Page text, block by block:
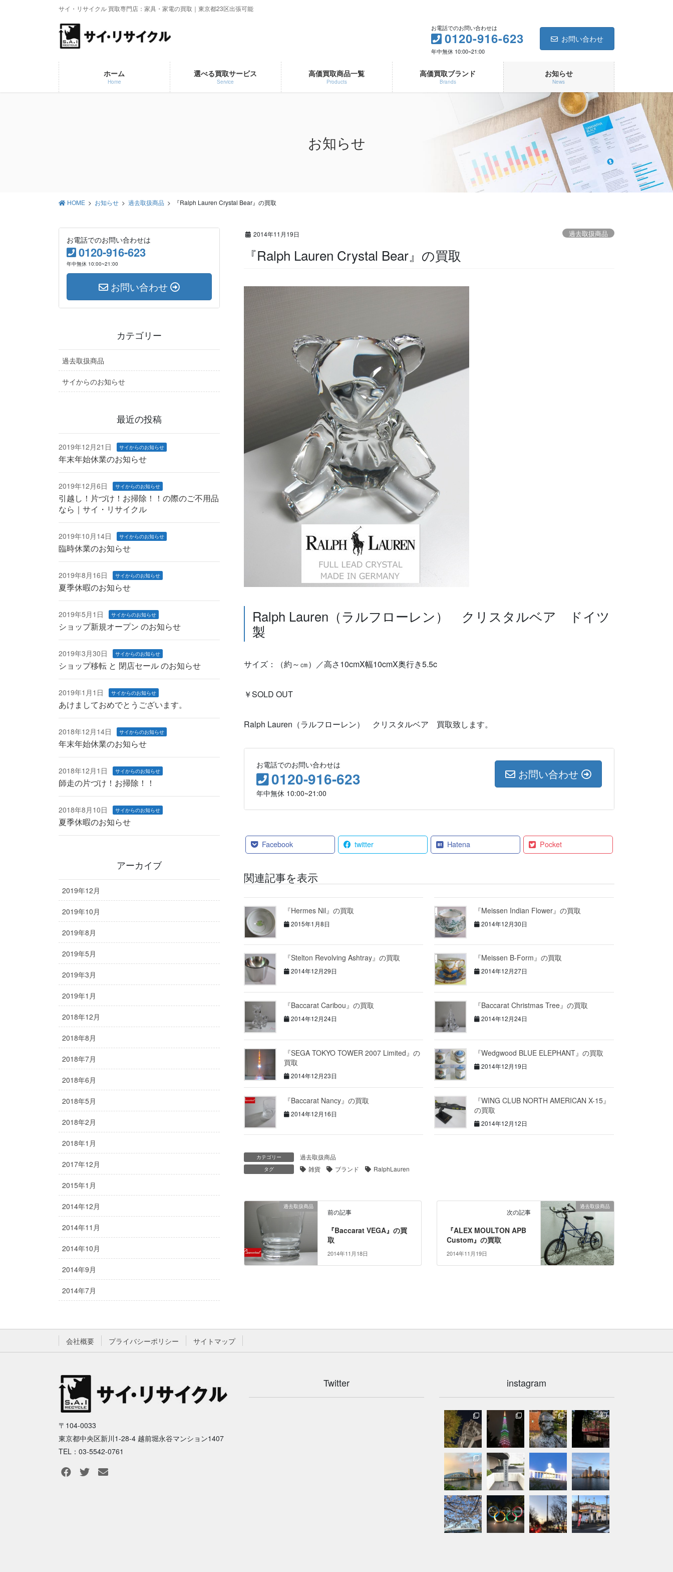
サイ・リサイクル 買取専門店：家具・家電の買取｜東京都23区出張可能
お電話でのお問い合わせは
0120-916-623
年中無休 10:00~21:00
お問い合わせ
ホーム
Home
選べる買取サービス
Service
高価買取商品一覧
Products
高価買取ブランド
Brands
お知らせ
News
お知らせ
HOME お知らせ 過去取扱商品 『Ralph Lauren Crystal Bear』の買取
2014年11月19日 過去取扱商品
『Ralph Lauren Crystal Bear』の買取
Ralph Lauren（ラルフローレン） クリスタルベア ドイツ
製
サイズ：（約～㎝）／高さ10cmX幅10cmX奥行き5.5c
￥SOLD OUT
Ralph Lauren（ラルフローレン） クリスタルベア 買取致します。
お電話でのお問い合わせは
0120-916-623
年中無休 10:00~21:00
お問い合わせ
Facebook twitter Hatena Pocket
関連記事を表示
『Hermes Nil』の買取
2015年1月8日
『Meissen Indian Flower』の買取
2014年12月30日
『Stelton Revolving Ashtray』の買取
2014年12月29日
『Meissen B-Form』の買取
2014年12月27日
『Baccarat Caribou』の買取
2014年12月24日
『Baccarat Christmas Tree』の買取
2014年12月24日
『SEGA TOKYO TOWER 2007 Limited』の
買取
2014年12月23日
『Wedgwood BLUE ELEPHANT』の買取
2014年12月19日
『Baccarat Nancy』の買取
2014年12月16日
『WING CLUB NORTH AMERICAN X-15』
の買取
2014年12月12日
カテゴリー 過去取扱商品
タグ 雑貨 ブランド RalphLauren
過去取扱商品
前の記事
『Baccarat VEGA』の買
取
2014年11月18日
過去取扱商品
次の記事
『ALEX MOULTON APB
Custom』の買取
2014年11月19日
お電話でのお問い合わせは
0120-916-623
年中無休 10:00~21:00
お問い合わせ
カテゴリー
過去取扱商品
サイからのお知らせ
最近の投稿
2019年12月21日 サイからのお知らせ
年末年始休業のお知らせ
2019年12月6日 サイからのお知らせ
引越し！片づけ！お掃除！！の際のご不用品
なら｜サイ・リサイクル
2019年10月14日 サイからのお知らせ
臨時休業のお知らせ
2019年8月16日 サイからのお知らせ
夏季休暇のお知らせ
2019年5月1日 サイからのお知らせ
ショップ新規オープン のお知らせ
2019年3月30日 サイからのお知らせ
ショップ移転 と 閉店セール のお知らせ
2019年1月1日 サイからのお知らせ
あけましておめでとうございます。
2018年12月14日 サイからのお知らせ
年末年始休業のお知らせ
2018年12月1日 サイからのお知らせ
師走の片づけ！お掃除！！
2018年8月10日 サイからのお知らせ
夏季休暇のお知らせ
アーカイブ
2019年12月
2019年10月
2019年8月
2019年5月
2019年3月
2019年1月
2018年12月
2018年8月
2018年7月
2018年6月
2018年5月
2018年2月
2018年1月
2017年12月
2015年1月
2014年12月
2014年11月
2014年10月
2014年9月
2014年7月
会社概要 プライバシーポリシー サイトマップ
〒104-0033
東京都中央区新川1-28-4 越前堀永谷マンション1407
TEL：03-5542-0761
Twitter instagram